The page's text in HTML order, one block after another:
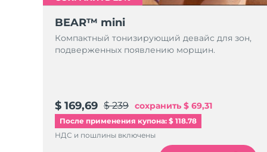
BEAR™ mini
Компактный тонизирующий девайс для зон,
подверженных появлению морщин.
$ 169,69 $ 239 сохранить $ 69,31
После применения купона: $ 118.78
НДС и пошлины включены
All acne treatment devices
All revitalizing eye massagers
Уход KIWI™
Advanced pore care essentials
Serum
For healthy hair
18% PAP
Косметика Для мужчин
Купить